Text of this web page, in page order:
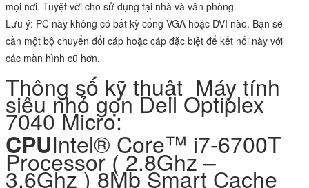
mọi nơi. Tuyệt vời cho sử dụng tại nhà và văn phòng.
Lưu ý: PC này không có bất kỳ cổng VGA hoặc DVI nào. Bạn sẽ
cần một bộ chuyển đổi cáp hoặc cáp đặc biệt để kết nối này với
các màn hình cũ hơn.
Thông số kỹ thuật Máy tính
siêu nhỏ gọn Dell Optiplex
7040 Micro:
CPUIntel® Core™ i7-6700T
Processor ( 2.8Ghz –
3.6Ghz ) 8Mb Smart Cache